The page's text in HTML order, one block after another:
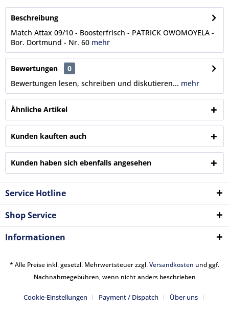
Beschreibung
Match Attax 09/10 - Boosterfrisch - PATRICK OWOMOYELA -
Bor. Dortmund - Nr. 60 mehr
Bewertungen
0
Bewertungen lesen, schreiben und diskutieren... mehr
Ähnliche Artikel
Kunden kauften auch
Kunden haben sich ebenfalls angesehen
Service Hotline
Shop Service
Informationen
* Alle Preise inkl. gesetzl. Mehrwertsteuer zzgl.Versandkosten und ggf.
Nachnahmegebühren, wenn nicht anders beschrieben
Cookie-Einstellungen Payment / Dispatch
Über uns